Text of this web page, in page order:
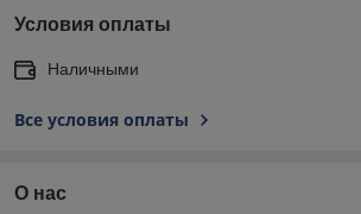
Условия оплаты
Наличными
Все условия оплаты
О нас